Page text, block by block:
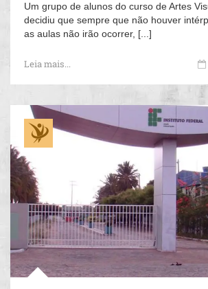
Um grupo de alunos do curso de Artes
decidiu que sempre que não houver
as aulas não irão ocorrer, [...]
Leia mais...